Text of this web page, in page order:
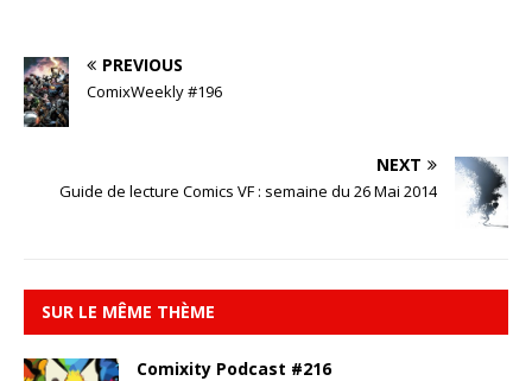
PREVIOUS
ComixWeekly #196
NEXT
Guide de lecture Comics VF : semaine du 26 Mai 2014
SUR LE MÊME THÈME
Comixity Podcast #216